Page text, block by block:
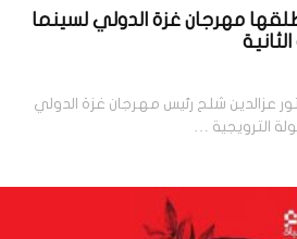
مهرجان غزة الدولي لسينما
عزالدين شلح رئيس مهرجان غزة الدولي
الترويجية …